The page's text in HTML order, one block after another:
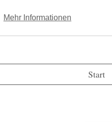
Mehr Informationen
Kostenlos registrieren
Start